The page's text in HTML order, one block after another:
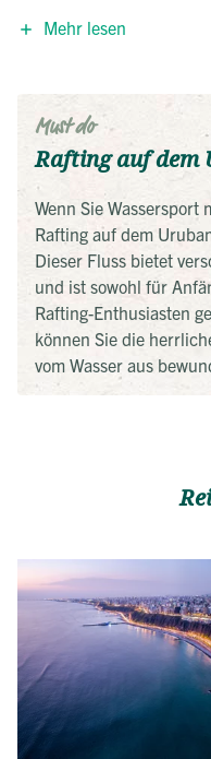
Unsere Aktivreise wurde
möchten. Dank unserer
die besten Outdoor-
atemberaubenden
Nachhaltigkeit stehen
Guides und einer
unvergessliche
das pulsierende Herz
Mehr lesen
Must do
Rafting auf dem
Wenn Sie Wassersport
Rafting auf dem
Dieser Fluss bietet
und ist sowohl für
Rafting-Enthusiasten
können Sie die
vom Wasser aus